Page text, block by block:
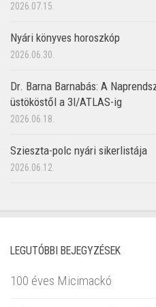
2026.07.15.
Nyári könyves horoszkóp
2026.06.30.
Dr. Barna Barnabás: A
üstököstől a 3I/ATLAS-ig
2026.06.18.
Szieszta-polc nyári sikerlistája
2026.06.12.
LEGUTÓBBI BEJEGYZÉSEK
100 éves Micimackó